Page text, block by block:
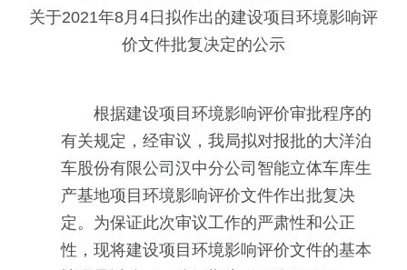
关于2021年8月4日拟作出的建设项目环境影响评
价文件批复决定的公示
根据建设项目环境影响评价审批程序的
有关规定，经审议，我局拟对报批的大洋泊
车股份有限公司汉中分公司智能立体车库生
产基地项目环境影响评价文件作出批复决
定。为保证此次审议工作的严肃性和公正
性，现将建设项目环境影响评价文件的基本